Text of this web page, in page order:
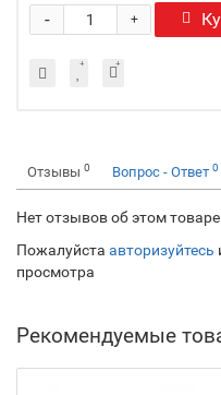
+
-
Отзывы 0 Вопрос - Ответ 0
Нет отзывов об этом
Пожалуйста авторизуйтесь
просмотра
Рекомендуемые